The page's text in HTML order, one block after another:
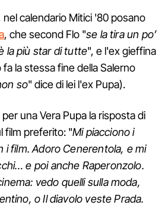
calendario Mitici '80 posano
, che second Flo "se la tira un po’
la più star di tutte", e l'ex gieffina
la stessa fine della Salerno
so" dice di lei l'ex Pupa).
una Vera Pupa la risposta di
film preferito: "Mi piacciono i
i film. Adoro Cenerentola, e mi
e poi anche Raperonzolo.
vedo quelli sulla moda,
o Il diavolo veste Prada.